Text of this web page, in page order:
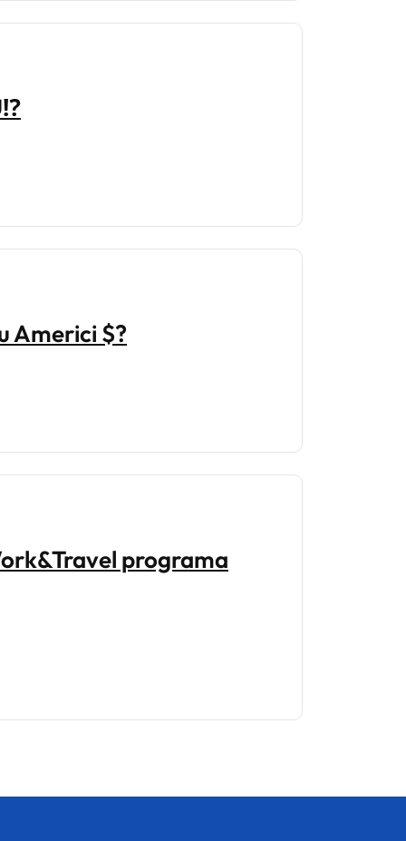
Americi $?
programa